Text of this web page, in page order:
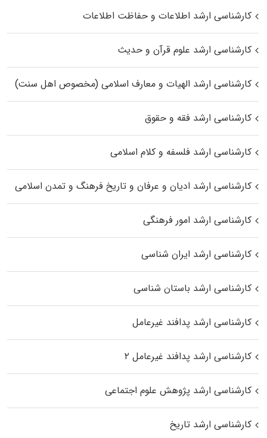
کارشناسی ارشد اطلاعات و حفاظت اطلاعات
کارشناسی ارشد علوم قرآن و حدیث
کارشناسی ارشد الهیات و معارف اسلامی (مخصوص اهل سنت)
کارشناسی ارشد فقه و حقوق
کارشناسی ارشد فلسفه و کلام اسلامی
کارشناسی ارشد ادیان و عرفان و تاریخ فرهنگ و تمدن اسلامی
کارشناسی ارشد امور فرهنگی
کارشناسی ارشد ایران شناسی
کارشناسی ارشد باستان شناسی
کارشناسی ارشد پدافند غیرعامل
کارشناسی ارشد پدافند غیرعامل ۲
کارشناسی ارشد پژوهش علوم اجتماعی
کارشناسی ارشد تاریخ